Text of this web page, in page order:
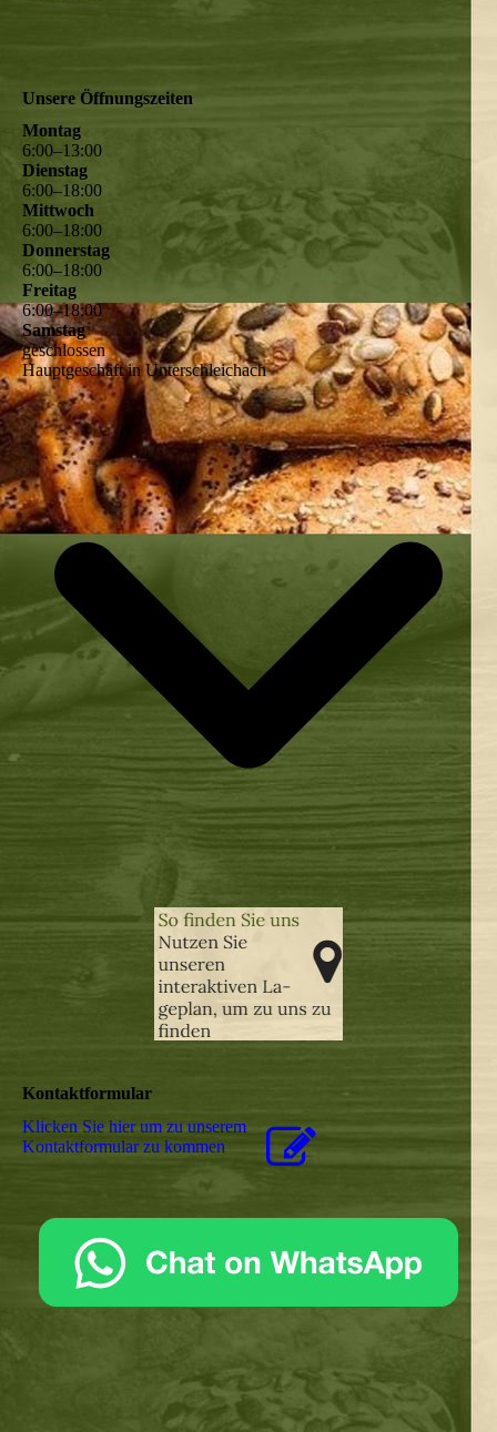
Unsere Öffnungszeiten
Montag
6:00–13:00
Dienstag
6:00–18:00
Mittwoch
6:00–18:00
Donnerstag
6:00–18:00
Freitag
6:00–18:00
Samstag
geschlossen
Hauptgeschäft in Unterschleichach
Kontaktformular
Klicken Sie hier um zu unserem
Kon­takt­for­mu­lar zu kommen